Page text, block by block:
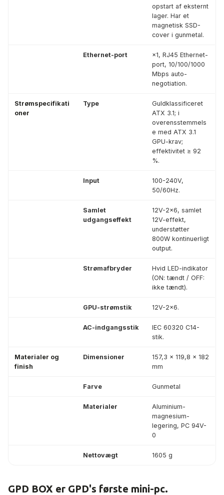
opstart af eksternt
lager. Har et
magnetisk SSD-
cover i gunmetal.
Ethernet-port
×1, RJ45 Ethernet-
port, 10/100/1000
Mbps auto-
negotiation.
Strømspecifikati
oner
Type
Guldklassificeret
ATX 3.1; i
overensstemmels
e med ATX 3.1
GPU-krav;
effektivitet ≥ 92
%.
Input
100-240V,
50/60Hz.
Samlet
udgangseffekt
12V-2×6, samlet
12V-effekt,
understøtter
800W kontinuerligt
output.
Strømafbryder
Hvid LED-indikator
(ON: tændt / OFF:
ikke tændt).
GPU-strømstik 12V-2×6.
AC-indgangsstik
IEC 60320 C14-
stik.
Materialer og
finish
Dimensioner
157,3 × 119,8 × 182
mm
Farve Gunmetal
Materialer
Aluminium-
magnesium-
legering, PC 94V-
0
Nettovægt 1605 g
GPD BOX er GPD's første mini-pc.